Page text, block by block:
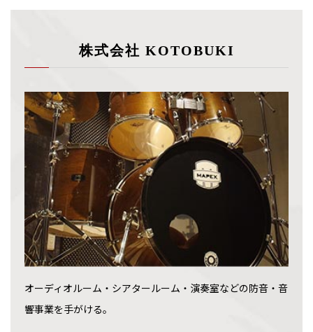
株式会社 KOTOBUKI
オーディオルーム・シアタールーム・演奏室などの防音・音
響事業を手がける。